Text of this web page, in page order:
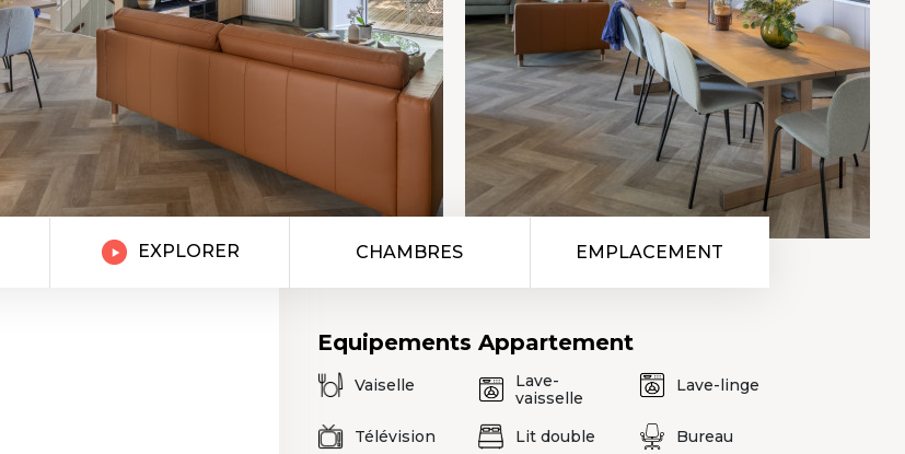
EXPLORER CHAMBRES EMPLACEMENT
Equipements Appartement
Vaiselle
Lave-
vaisselle
Lave-linge
Télévision Lit double Bureau